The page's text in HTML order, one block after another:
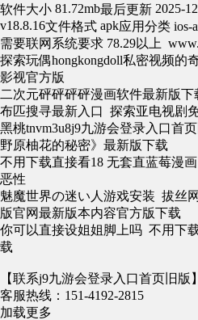
软件大小 81.72mb最后更新 2025-
v18.8.16文件格式 apk应用分类 ios-
需要联网 系统要求 78.29以上
探索玩偶hongkongdoll私密视频的
影视官方版
二次元砰砰砰砰漫画软件最新版
布匹搜寻最新入口 探索亚电视剧
黑桃tnvm3u8j9九游会登录入口首
野原柚花的秘密》最新版下载
不用下载直接看18 无套直蓝莓漫
恶性
魅魔世界の迷い人游戏安装 拔丝
版官网最新版本内容官方版下载
你可以直接设姐姐脚上吗 不用下
载
【联系j9九游会登录入口首页旧版】
客服热线：151-4192-2815
加载更多